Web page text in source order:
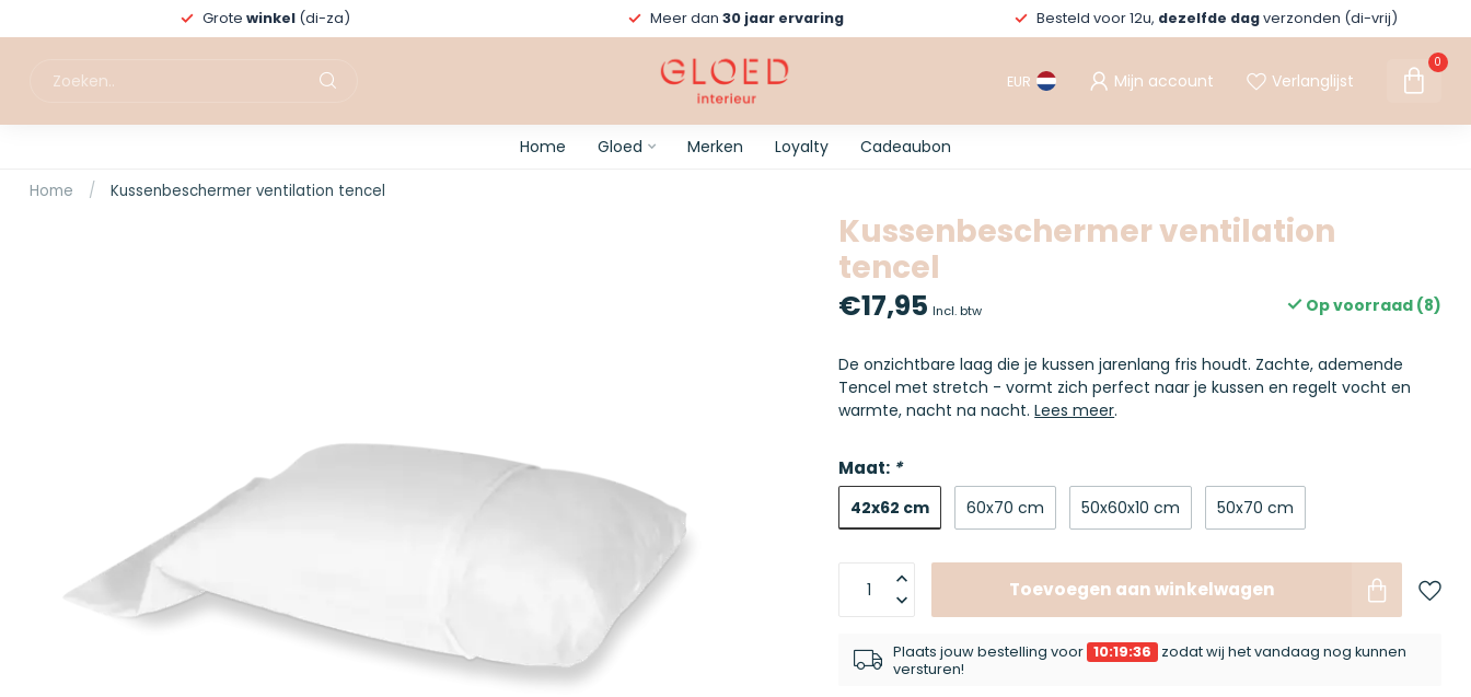
Grote winkel(di-za) Meer dan 30 jaar ervaring Besteld voor 12u, dezelfde dagverzonden (di-vrij)
EUR Mijn account Verlanglijst
0
Home Gloed Merken Loyalty Cadeaubon
Home / Kussenbeschermer ventilation tencel
Kussenbeschermer ventilation
tencel
€17,95 Incl. btw Op voorraad (8)
De onzichtbare laag die je kussen jarenlang fris houdt. Zachte, ademende
Tencel met stretch - vormt zich perfect naar je kussen en regelt vocht en
warmte, nacht na nacht.Lees meer.
Maat: *
42x62 cm 60x70 cm 50x60x10 cm 50x70 cm
Toevoegen aan winkelwagen
Plaats jouw bestelling voor 10:19:35 zodat wij het vandaag nog kunnen
versturen!